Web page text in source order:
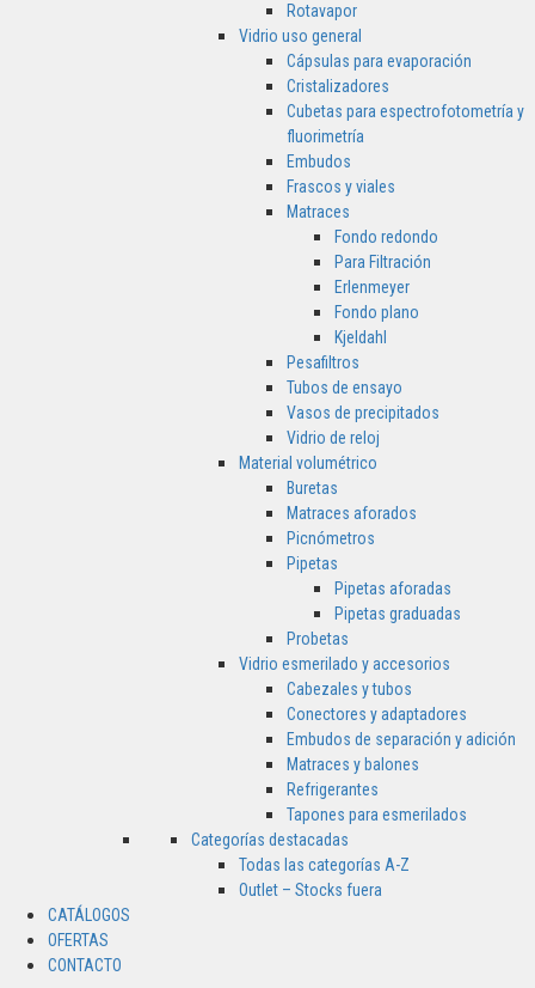
Rotavapor
Vidrio uso general
Cápsulas para evaporación
Cristalizadores
Cubetas para espectrofotometría y
fluorimetría
Embudos
Frascos y viales
Matraces
Fondo redondo
Para Filtración
Erlenmeyer
Fondo plano
Kjeldahl
Pesafiltros
Tubos de ensayo
Vasos de precipitados
Vidrio de reloj
Material volumétrico
Buretas
Matraces aforados
Picnómetros
Pipetas
Pipetas aforadas
Pipetas graduadas
Probetas
Vidrio esmerilado y accesorios
Cabezales y tubos
Conectores y adaptadores
Embudos de separación y adición
Matraces y balones
Refrigerantes
Tapones para esmerilados
Categorías destacadas
Todas las categorías A-Z
Outlet – Stocks fuera
CATÁLOGOS
OFERTAS
CONTACTO